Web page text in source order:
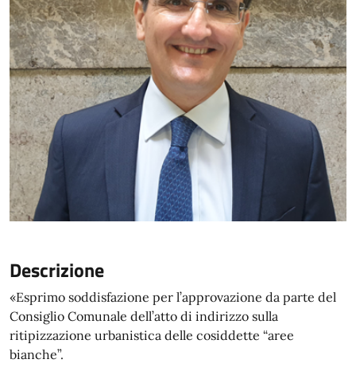
Descrizione
«Esprimo soddisfazione per l’approvazione da parte del
Consiglio Comunale dell’atto di indirizzo sulla
ritipizzazione urbanistica delle cosiddette “aree
bianche”.